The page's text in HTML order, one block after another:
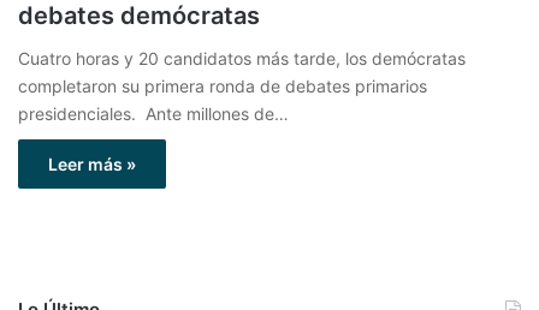
debates demócratas
Cuatro horas y 20 candidatos más tarde, los demócratas
completaron su primera ronda de debates primarios
presidenciales. Ante millones de…
Leer más »